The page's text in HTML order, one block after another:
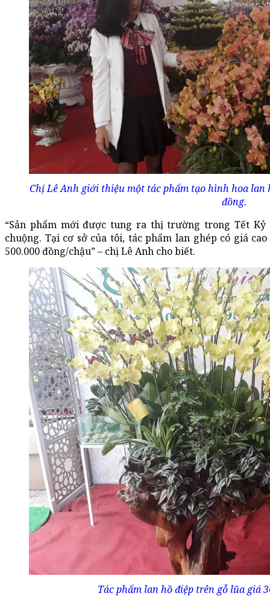
Chị Lê Anh giới thiệu một tác phẩm tạo hình hoa
đồng.
“Sản phẩm mới được tung ra thị trường trong Tết
chuộng. Tại cơ sở của tôi, tác phẩm lan ghép có giá
500.000 đồng/chậu” – chị Lê Anh cho biết.
Tác phẩm lan hồ điệp trên gỗ lũa giá